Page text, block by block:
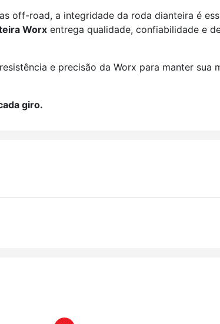
off-road, a integridade da roda dianteira é
Worx entrega qualidade, confiabilidade e
e precisão da Worx para manter sua
giro.